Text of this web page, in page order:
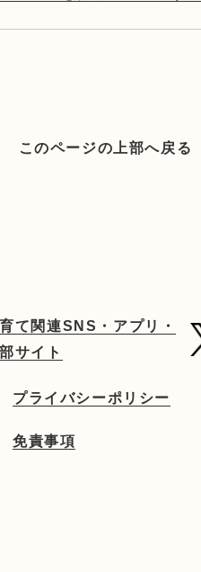
このページの上部へ戻る
て関連SNS・アプリ・
サイト
プライバシーポリシー
免責事項